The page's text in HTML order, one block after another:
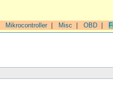
Mikrocontroller| Misc OBD